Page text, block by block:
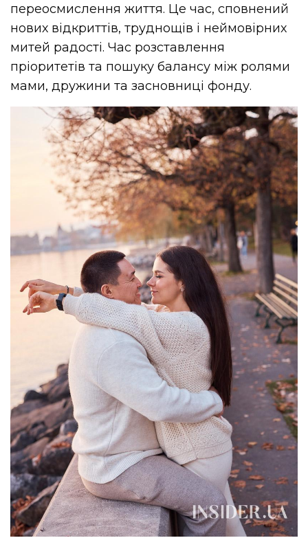
переосмислення життя. Це час, сповнений
нових відкриттів, труднощів і неймовірних
митей радості. Час розставлення
пріоритетів та пошуку балансу між ролями
мами, дружини та засновниці фонду.